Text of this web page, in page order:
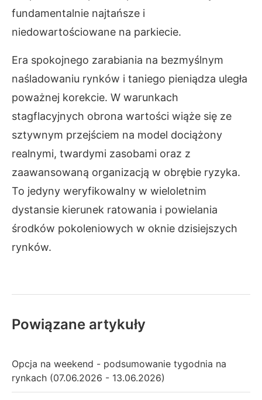
fundamentalnie najtańsze i
niedowartościowane na parkiecie.
Era spokojnego zarabiania na bezmyślnym
naśladowaniu rynków i taniego pieniądza uległa
poważnej korekcie. W warunkach
stagflacyjnych obrona wartości wiąże się ze
sztywnym przejściem na model dociążony
realnymi, twardymi zasobami oraz z
zaawansowaną organizacją w obrębie ryzyka.
To jedyny weryfikowalny w wieloletnim
dystansie kierunek ratowania i powielania
środków pokoleniowych w oknie dzisiejszych
rynków.
Powiązane artykuły
Opcja na weekend - podsumowanie tygodnia na
rynkach (07.06.2026 - 13.06.2026)